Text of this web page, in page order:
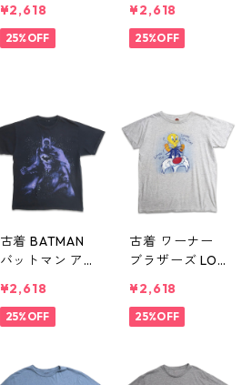
ブラック 表
記：XL gd410
¥2,618
25%OFF
TORY プリント
Tシャツ ブラッ
¥2,618
25%OFF
古着 BATMAN
バットマン ア
トTシャツ ブラ
ック 表記：-
¥2,618
25%OFF
古着 ワーナー
ブラザーズ LO
キャラクター
シルベスター
ツ プリントTシ
¥2,618
25%OFF